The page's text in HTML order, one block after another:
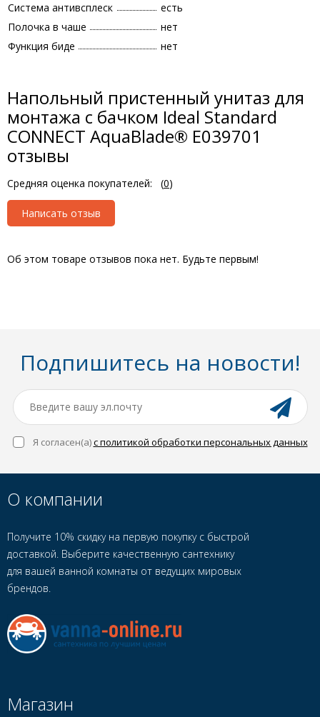
Система антивсплеск
есть
Полочка в чаше
нет
Функция биде
нет
Напольный пристенный унитаз для
монтажа с бачком Ideal Standard
CONNECT AquaBlade® E039701
отзывы
Средняя оценка покупателей: (0)
Написать отзыв
Об этом товаре отзывов пока нет. Будьте первым!
Подпишитесь на новости!
Я согласен(a)с политикой обработки персональных данных
О компании
Получите 10% скидку на первую покупку с быстрой
доставкой. Выберите качественную сантехнику
для вашей ванной комнаты от ведущих мировых
брендов.
Магазин